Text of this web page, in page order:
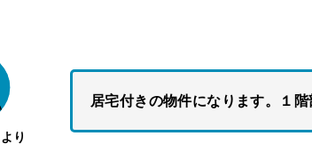
り
居宅付きの物件になります。１